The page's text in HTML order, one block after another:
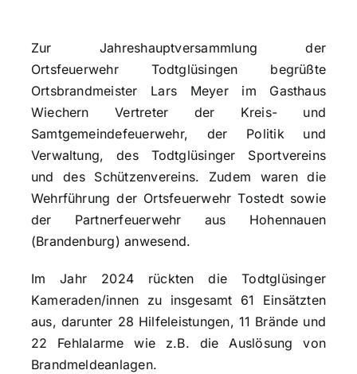
Zur Jahreshauptversammlung der
Ortsfeuerwehr Todtglüsingen begrüßte
Ortsbrandmeister Lars Meyer im Gasthaus
Wiechern Vertreter der Kreis- und
Samtgemeindefeuerwehr, der Politik und
Verwaltung, des Todtglüsinger Sportvereins
und des Schützenvereins. Zudem waren die
Wehrführung der Ortsfeuerwehr Tostedt sowie
der Partnerfeuerwehr aus Hohennauen
(Brandenburg) anwesend.
Im Jahr 2024 rückten die Todtglüsinger
Kameraden/innen zu insgesamt 61 Einsätzten
aus, darunter 28 Hilfeleistungen, 11 Brände und
22 Fehlalarme wie z.B. die Auslösung von
Brandmeldeanlagen.